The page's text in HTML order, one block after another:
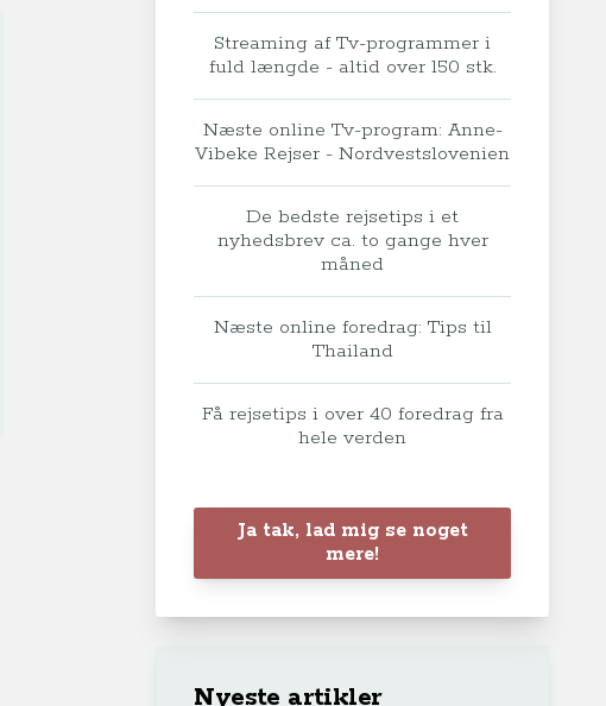
Streaming af Tv-programmer i
fuld længde - altid over 150 stk.
Næste online Tv-program: Anne-
Vibeke Rejser - Nordvestslovenien
De bedste rejsetips i et
nyhedsbrev ca. to gange hver
måned
Næste online foredrag: Tips til
Thailand
Få rejsetips i over 40 foredrag fra
hele verden
Ja tak, lad mig se noget
mere!
Nyeste artikler